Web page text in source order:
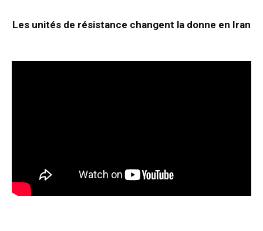
Les unités de résistance changent la donne en Iran